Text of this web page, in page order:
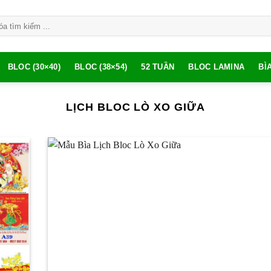
BLOC (30×40) BLOC (38×54) 52 TUẦN BLOC LAMINA
LỊCH BLOC LÒ XO GIỮA